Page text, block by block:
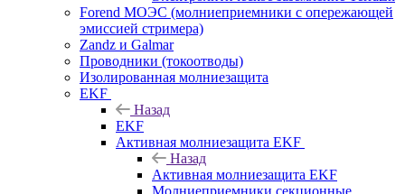
Forend МОЭС (молниеприемники с опережающей
эмиссией стримера)
Zandz и Galmar
Проводники (токоотводы)
Изолированная молниезащита
EKF
Назад
EKF
Активная молниезащита EKF
Назад
Активная молниезащита EKF
Молниеприемники секционные